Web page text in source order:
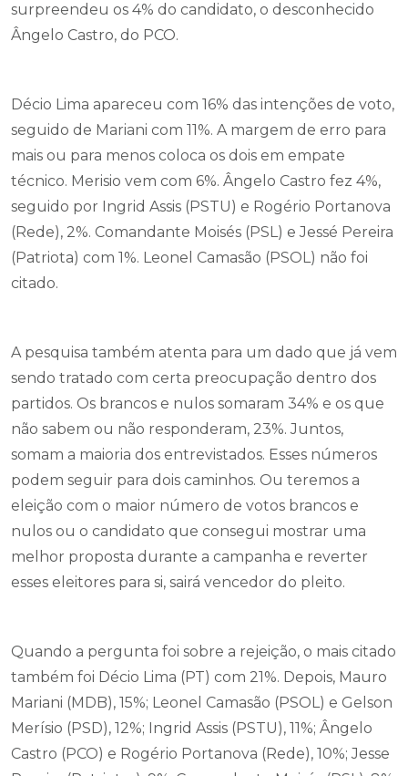
surpreendeu os 4% do candidato, o desconhecido
Ângelo Castro, do PCO.
Décio Lima apareceu com 16% das intenções de voto,
seguido de Mariani com 11%. A margem de erro para
mais ou para menos coloca os dois em empate
técnico. Merisio vem com 6%. Ângelo Castro fez 4%,
seguido por Ingrid Assis (PSTU) e Rogério Portanova
(Rede), 2%. Comandante Moisés (PSL) e Jessé Pereira
(Patriota) com 1%. Leonel Camasão (PSOL) não foi
citado.
A pesquisa também atenta para um dado que já vem
sendo tratado com certa preocupação dentro dos
partidos. Os brancos e nulos somaram 34% e os que
não sabem ou não responderam, 23%. Juntos,
somam a maioria dos entrevistados. Esses números
podem seguir para dois caminhos. Ou teremos a
eleição com o maior número de votos brancos e
nulos ou o candidato que consegui mostrar uma
melhor proposta durante a campanha e reverter
esses eleitores para si, sairá vencedor do pleito.
Quando a pergunta foi sobre a rejeição, o mais citado
também foi Décio Lima (PT) com 21%. Depois, Mauro
Mariani (MDB), 15%; Leonel Camasão (PSOL) e Gelson
Merísio (PSD), 12%; Ingrid Assis (PSTU), 11%; Ângelo
Castro (PCO) e Rogério Portanova (Rede), 10%; Jesse